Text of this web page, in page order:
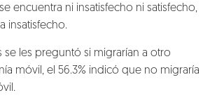
encuentra ni insatisfecho ni satisfecho,
insatisfecho.
se les preguntó si migrarían a otro
móvil, el 56.3% indicó que no migraría